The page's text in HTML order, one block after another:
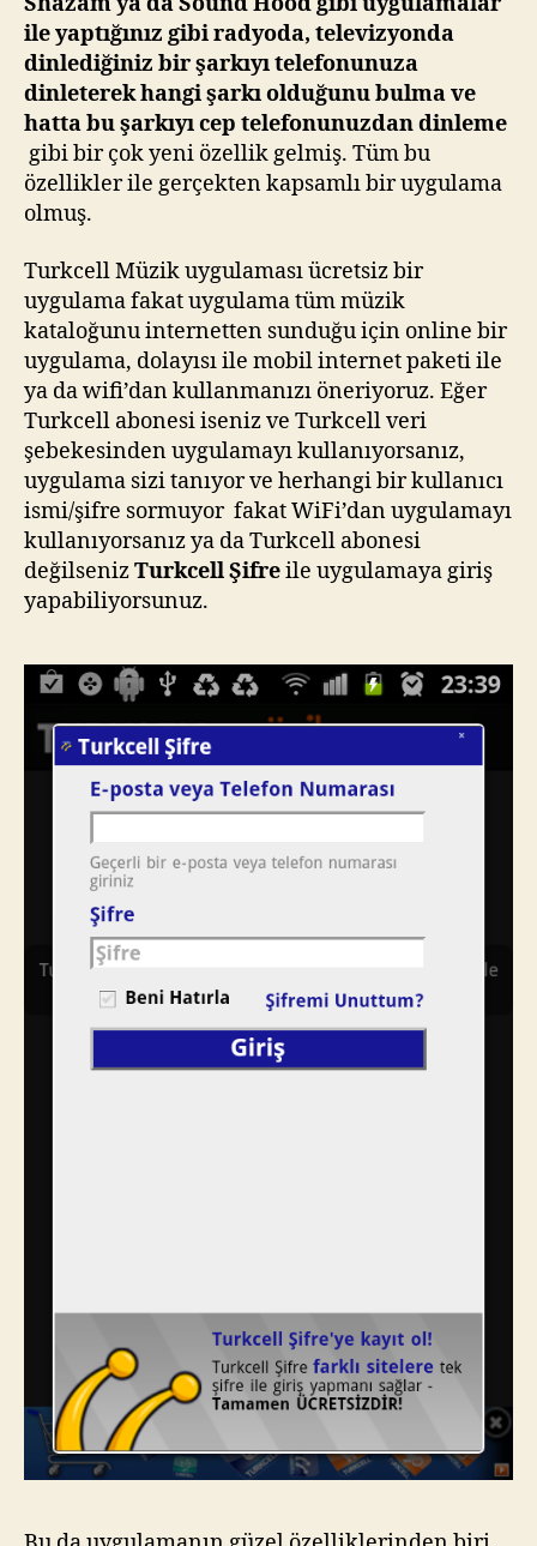
ile yaptığınız gibi radyoda, televizyonda
dinlediğiniz bir şarkıyı telefonunuza
dinleterek hangi şarkı olduğunu bulma ve
hatta bu şarkıyı cep telefonunuzdan dinleme
gibi bir çok yeni özellik gelmiş. Tüm bu
özellikler ile gerçekten kapsamlı bir uygulama
olmuş.
Turkcell Müzik uygulaması ücretsiz bir
uygulama fakat uygulama tüm müzik
kataloğunu internetten sunduğu için online bir
uygulama, dolayısı ile mobil internet paketi ile
ya da wifi’dan kullanmanızı öneriyoruz. Eğer
Turkcell abonesi iseniz ve Turkcell veri
şebekesinden uygulamayı kullanıyorsanız,
uygulama sizi tanıyor ve herhangi bir kullanıcı
ismi/şifre sormuyor fakat WiFi’dan uygulamayı
kullanıyorsanız ya da Turkcell abonesi
değilsenizTurkcell Şifreile uygulamaya giriş
yapabiliyorsunuz.